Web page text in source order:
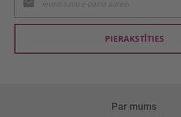
jaunumu
saņemšanai:
PIERAKSTĪTIES
Par mums